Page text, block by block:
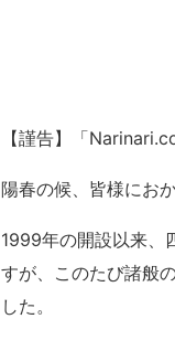
【謹告】「
陽春の候、皆様にお
1999年の開設以来、
すが、このたび諸般
した。